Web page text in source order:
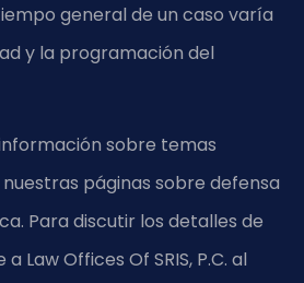
general de un caso varía
y la programación del
sobre temas
páginas sobre defensa
Para discutir los detalles de
Law Offices Of SRIS, P.C. al